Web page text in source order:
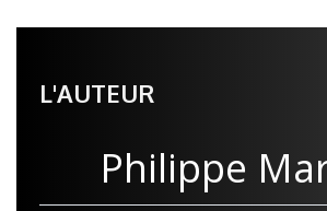
L'AUTEUR
Philippe